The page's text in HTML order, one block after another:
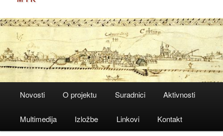
Novosti O projektu Suradnici Aktivnosti
Multimedija Izložbe Linkovi Kontakt